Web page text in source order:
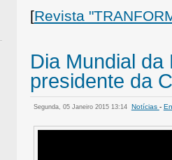
[Revista
Dia Mundial
presidente da
Segunda, 05 Janeiro 2015 13:14 Notícias -